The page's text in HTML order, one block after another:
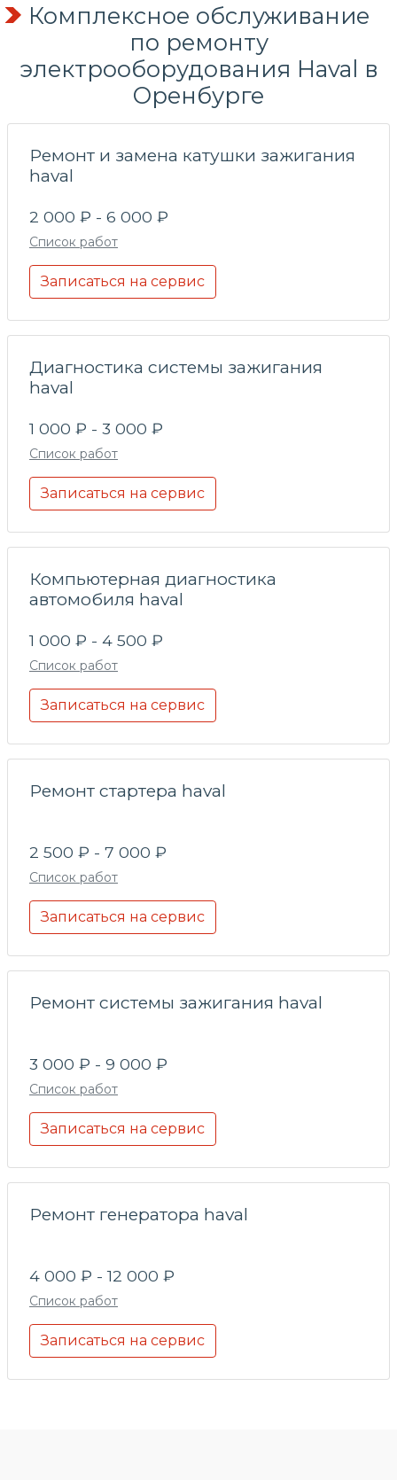
Комплексное обслуживание
по ремонту
электрооборудования Haval в
Оренбурге
Ремонт и замена катушки зажигания
haval
2 000 ₽ - 6 000 ₽
Список работ
Записаться на сервис
Диагностика системы зажигания
haval
1 000 ₽ - 3 000 ₽
Список работ
Записаться на сервис
Компьютерная диагностика
автомобиля haval
1 000 ₽ - 4 500 ₽
Список работ
Записаться на сервис
Ремонт стартера haval
2 500 ₽ - 7 000 ₽
Список работ
Записаться на сервис
Ремонт системы зажигания haval
3 000 ₽ - 9 000 ₽
Список работ
Записаться на сервис
Ремонт генератора haval
4 000 ₽ - 12 000 ₽
Список работ
Записаться на сервис